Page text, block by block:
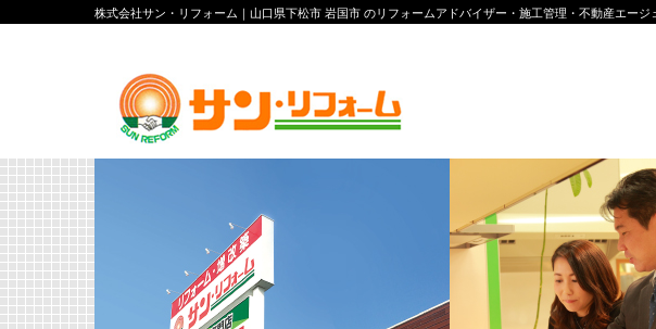
株式会社サン・リフォーム｜山口県下松市 岩国市 のリフォームアドバイザー・施工管理・不動産エー